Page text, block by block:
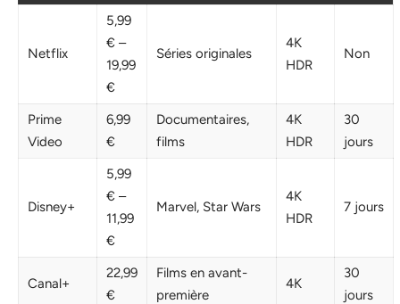
Netflix
5,99
€ –
19,99
€
Séries originales
4K
HDR
Non
Prime
Video
6,99
€
Documentaires,
films
4K
HDR
30
jours
Disney+
5,99
€ –
11,99
€
Marvel, Star Wars
4K
HDR
7 jours
Canal+
22,99
€
Films en avant-
première
4K
30
jours